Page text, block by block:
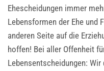
Ehescheidungen immer
Lebensformen der Ehe und
anderen Seite auf die
hoffen! Bei aller Offenheit
Lebensentscheidungen: